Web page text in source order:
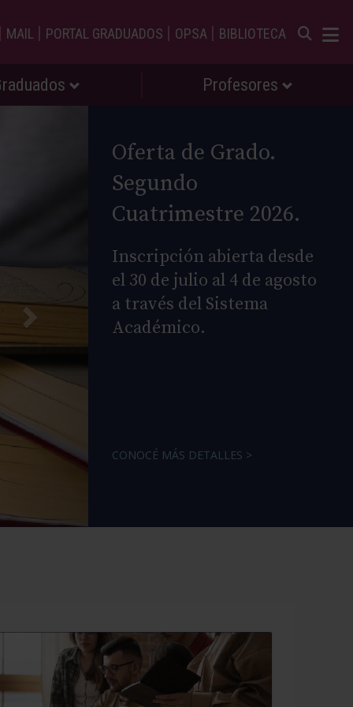
| MAIL | PORTAL GRADUADOS | OPSA | BIBLIOTECA
Profesores
Oferta de Grado.
Segundo
Cuatrimestre 2026.
Inscripción abierta desde
el 30 de julio al 4 de agosto
a través del Sistema
Académico.
CONOCÉ MÁS DETALLES >